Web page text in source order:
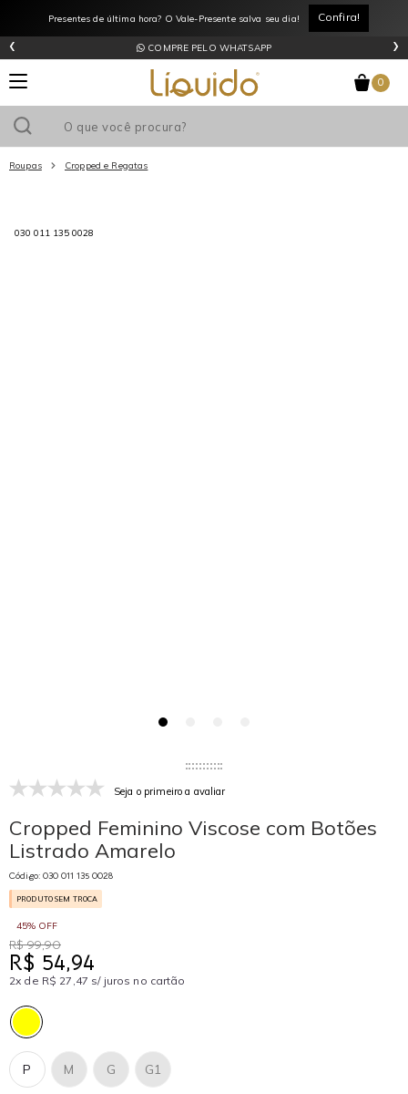
Presentes de última hora? O Vale-Presente salva seu dia! Confira!
COMPRE PELO WHATSAPP
‹ ›
0
Roupas Cropped e Regatas
030 011 135 0028
Seja o primeiro a avaliar
Cropped Feminino Viscose com Botões
Listrado Amarelo
Código: 030 011 135 0028
PRODUTO SEM TROCA
45% OFF
R$ 99,90
R$ 54,94
2x de R$ 27,47 s/ juros no cartão
M G G1
P